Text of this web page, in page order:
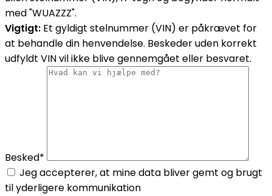
med "WUAZZZ".
Vigtigt: Et gyldigt stelnummer (VIN) er påkrævet for
at behandle din henvendelse. Beskeder uden korrekt
udfyldt VIN vil ikke blive gennemgået eller besvaret.
Besked*
Jeg accepterer, at mine data bliver gemt og brugt
til yderligere kommunikation